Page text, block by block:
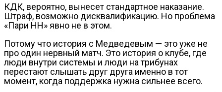
КДК, вероятно, вынесет стандартное наказание.
Штраф, возможно дисквалификацию. Но проблема
«Пари НН» явно не в этом.
Потому что история с Медведевым — это уже не
про один нервный матч. Это история о клубе, где
люди внутри системы и люди на трибунах
перестают слышать друг друга именно в тот
момент, когда поддержка нужна сильнее всего.